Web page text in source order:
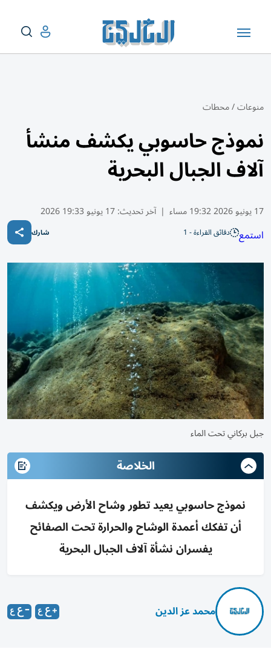
منوعات/محطات
نموذج حاسوبي يكشف منشأ
آلاف الجبال البحرية
17 يونيو 2026 19:32 مساء | آخر تحديث:17 يونيو 19:33 2026
استمع دقائق القراءة - 1 شارك
جبل بركاني تحت الماء
الخلاصة
نموذج حاسوبي يعيد تطور وشاح الأرض ويكشف
أن تفكك أعمدة الوشاح والحرارة تحت الصفائح
يفسران نشأة آلاف الجبال البحرية
محمد عز الدين